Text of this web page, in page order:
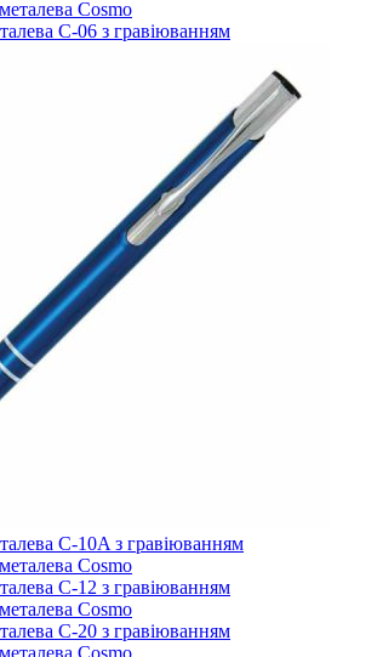
C-06 з гравіюванням
C-10A з гравіюванням
C-12 з гравіюванням
C-20 з гравіюванням